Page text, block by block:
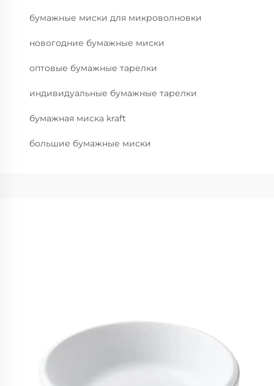
бумажные миски для микроволновки
новогодние бумажные миски
оптовые бумажные тарелки
индивидуальные бумажные тарелки
бумажная миска kraft
большие бумажные миски